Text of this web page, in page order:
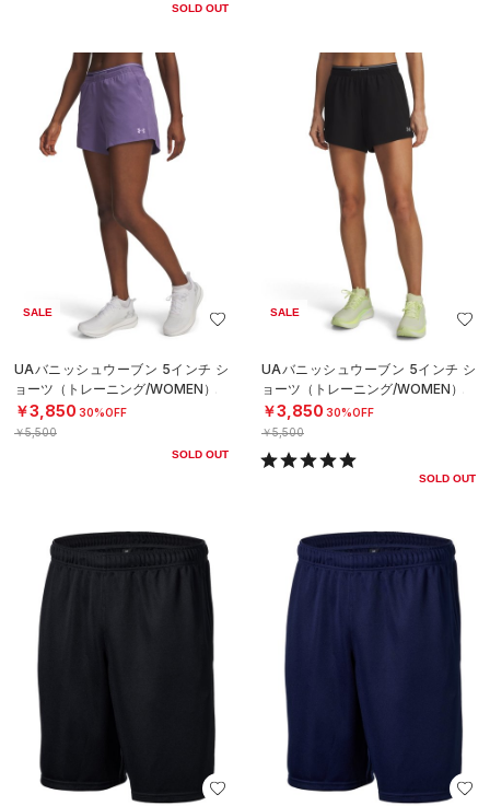
SOLD OUT
SALE
UAバニッシュウーブン 5インチ シ
ョーツ（トレーニング/WOMEN）
￥3,850 30%OFF
￥5,500
SOLD OUT
SALE
UAバニッシュウーブン 5インチ シ
ョーツ（トレーニング/WOMEN）
￥3,850 30%OFF
￥5,500
SOLD OUT